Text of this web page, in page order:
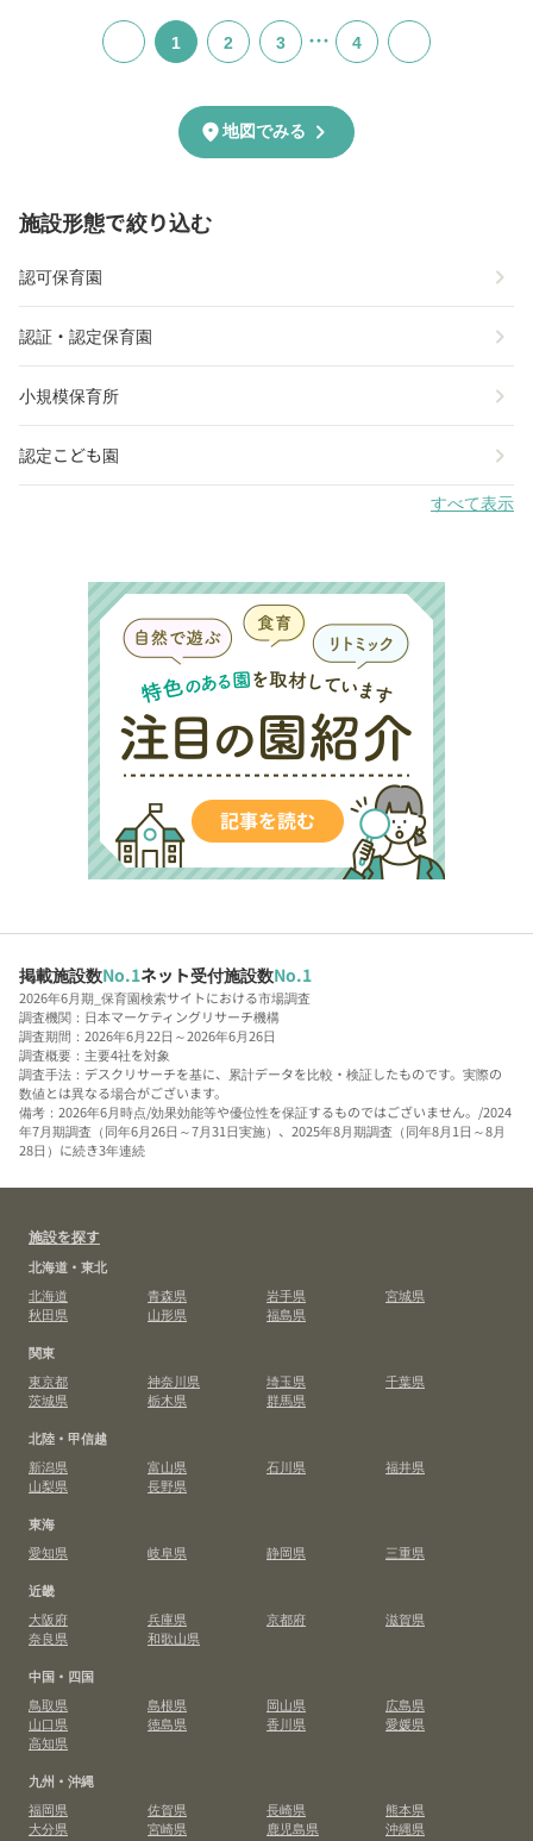
1 2 3 … 4
location_on地図でみる chevron_right
施設形態で絞り込む
認可保育園 chevron_right
認証・認定保育園 chevron_right
小規模保育所 chevron_right
認定こども園 chevron_right
すべて表示
掲載施設数No.1ネット受付施設数No.1
2026年6月期_保育園検索サイトにおける市場調査
調査機関：日本マーケティングリサーチ機構
調査期間：2026年6月22日～2026年6月26日
調査概要：主要4社を対象
調査手法：デスクリサーチを基に、累計データを比較・検証したものです。実際の
数値とは異なる場合がございます。
備考：2026年6月時点/効果効能等や優位性を保証するものではございません。/2024
年7月期調査（同年6月26日～7月31日実施）、2025年8月期調査（同年8月1日～8月
28日）に続き3年連続
施設を探す
北海道・東北
北海道
青森県 岩手県
宮城県
秋田県
山形県
福島県
関東
東京都
神奈川県 埼玉県
千葉県
茨城県
栃木県
群馬県
北陸・甲信越
新潟県
富山県 石川県
福井県
山梨県
長野県
東海
愛知県
岐阜県 静岡県
三重県
近畿
大阪府
兵庫県 京都府
滋賀県
奈良県
和歌山県
中国・四国
鳥取県
島根県 岡山県
広島県
山口県
徳島県 香川県
愛媛県
高知県
九州・沖縄
福岡県
佐賀県 長崎県
熊本県
大分県
宮崎県 鹿児島県 沖縄県